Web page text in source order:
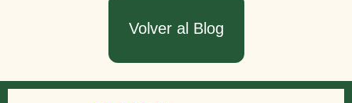
Volver al Blog